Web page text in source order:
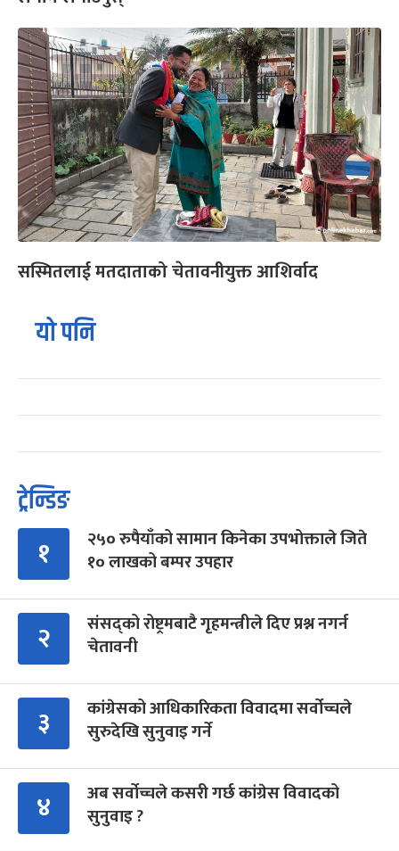
सस्मितलाई मतदाताको चेतावनीयुक्त आशिर्वाद
यो पनि
ट्रेन्डिङ
१
२५० रुपैयाँको सामान किनेका उपभोक्ताले जिते
१० लाखको बम्पर उपहार
२
संसद्को रोष्ट्रमबाटै गृहमन्त्रीले दिए प्रश्न नगर्न
चेतावनी
३
कांग्रेसको आधिकारिकता विवादमा सर्वोच्चले
सुरुदेखि सुनुवाइ गर्ने
४
अब सर्वोच्चले कसरी गर्छ कांग्रेस विवादको
सुनुवाइ ?